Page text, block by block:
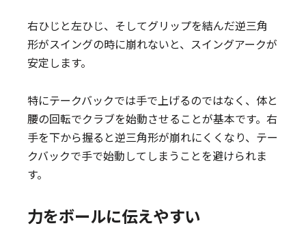
右ひじと左ひじ、そしてグリップを結んだ逆三角
形がスイングの時に崩れないと、スイングアークが
安定します。
特にテークバックでは手で上げるのではなく、体と
腰の回転でクラブを始動させることが基本です。右
手を下から握ると逆三角形が崩れにくくなり、テー
クバックで手で始動してしまうことを避けられま
す。
力をボールに伝えやすい